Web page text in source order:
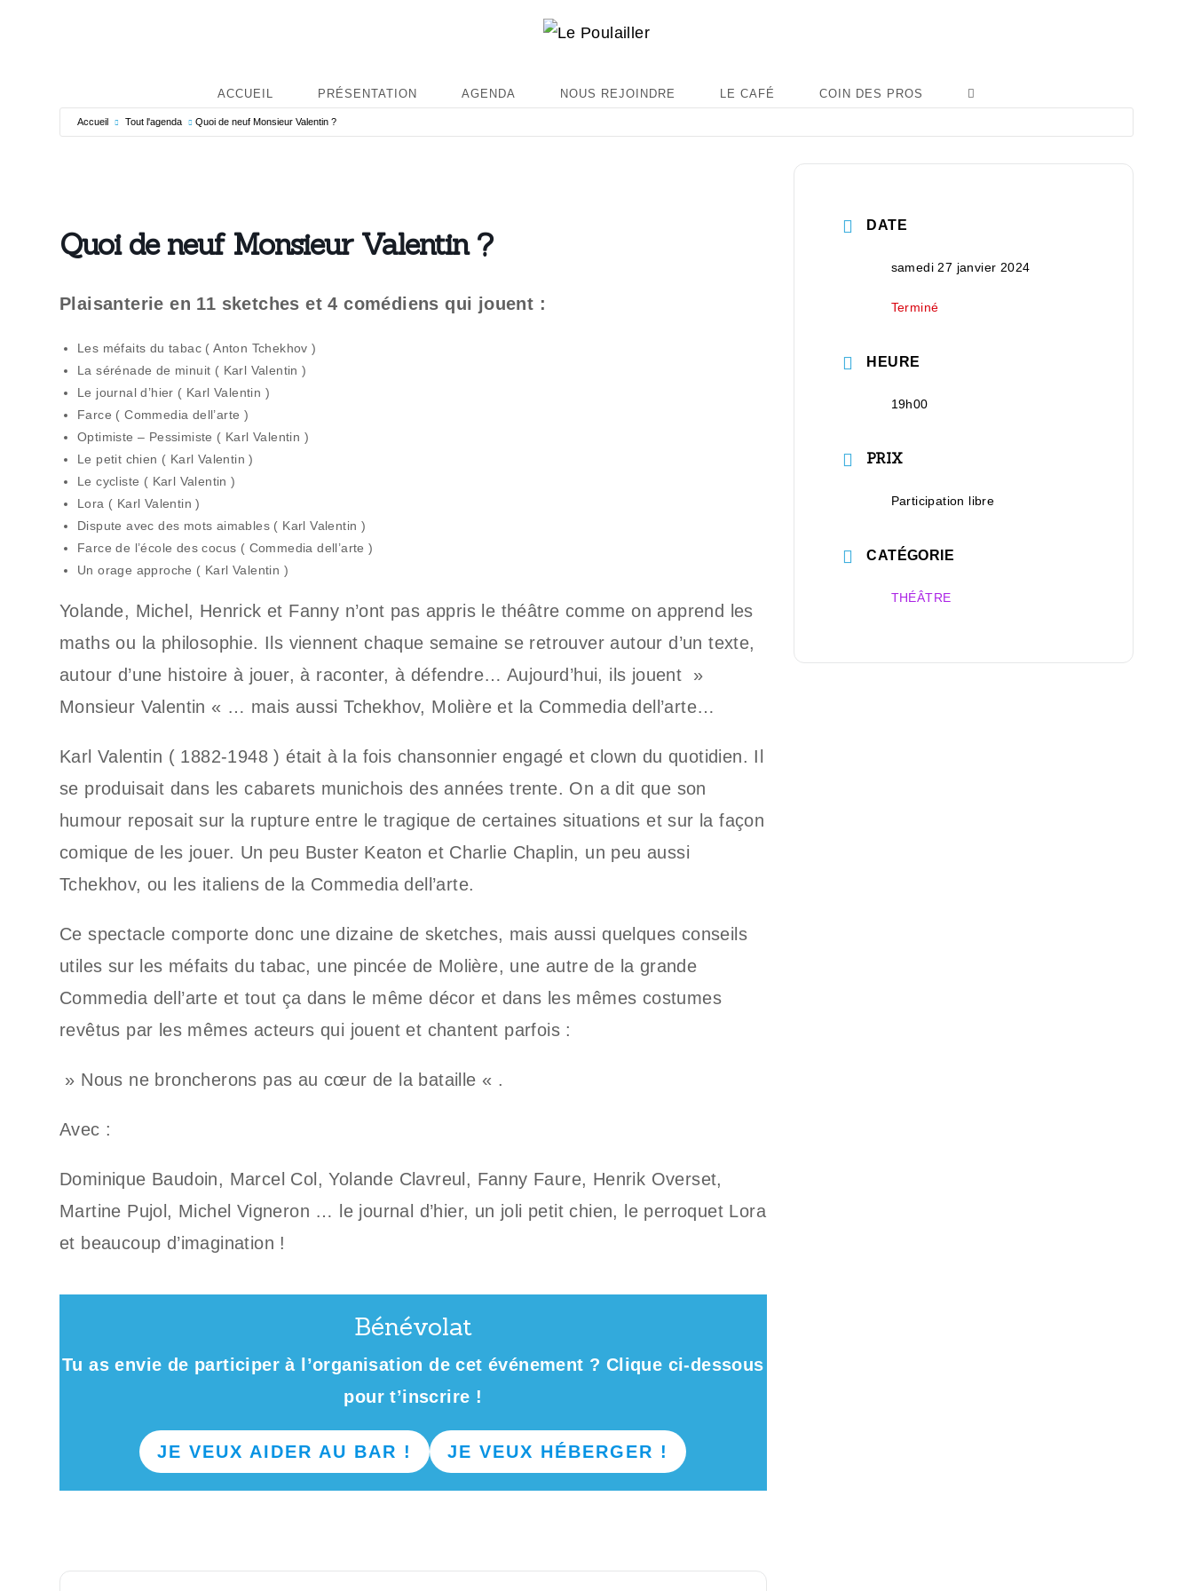
ACCUEIL PRÉSENTATION AGENDA NOUS REJOINDRE LE CAFÉ COIN DES PROS
Accueil Tout l'agenda Quoi de neuf Monsieur Valentin ?
Quoi de neuf Monsieur Valentin ?
Plaisanterie en 11 sketches et 4 comédiens qui jouent :
Les méfaits du tabac ( Anton Tchekhov )
La sérénade de minuit ( Karl Valentin )
Le journal d’hier ( Karl Valentin )
Farce ( Commedia dell’arte )
Optimiste – Pessimiste ( Karl Valentin )
Le petit chien ( Karl Valentin )
Le cycliste ( Karl Valentin )
Lora ( Karl Valentin )
Dispute avec des mots aimables ( Karl Valentin )
Farce de l’école des cocus ( Commedia dell’arte )
Un orage approche ( Karl Valentin )
Yolande, Michel, Henrick et Fanny n’ont pas appris le théâtre comme on apprend les
maths ou la philosophie. Ils viennent chaque semaine se retrouver autour d’un texte,
autour d’une histoire à jouer, à raconter, à défendre… Aujourd’hui, ils jouent »
Monsieur Valentin « … mais aussi Tchekhov, Molière et la Commedia dell’arte…
Karl Valentin ( 1882-1948 ) était à la fois chansonnier engagé et clown du quotidien. Il
se produisait dans les cabarets munichois des années trente. On a dit que son
humour reposait sur la rupture entre le tragique de certaines situations et sur la façon
comique de les jouer. Un peu Buster Keaton et Charlie Chaplin, un peu aussi
Tchekhov, ou les italiens de la Commedia dell’arte.
Ce spectacle comporte donc une dizaine de sketches, mais aussi quelques conseils
utiles sur les méfaits du tabac, une pincée de Molière, une autre de la grande
Commedia dell’arte et tout ça dans le même décor et dans les mêmes costumes
revêtus par les mêmes acteurs qui jouent et chantent parfois :
» Nous ne broncherons pas au cœur de la bataille « .
Avec :
Dominique Baudoin, Marcel Col, Yolande Clavreul, Fanny Faure, Henrik Overset,
Martine Pujol, Michel Vigneron … le journal d’hier, un joli petit chien, le perroquet Lora
et beaucoup d’imagination !
Bénévolat
Tu as envie de participer à l’organisation de cet événement ? Clique ci-dessous
pour t’inscrire !
JE VEUX AIDER AU BAR ! JE VEUX HÉBERGER !
DATE
samedi 27 janvier 2024
Terminé
HEURE
19h00
PRIX
Participation libre
CATÉGORIE
THÉÂTRE